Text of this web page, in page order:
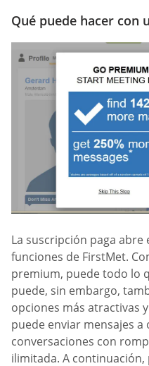
Qué puede hacer con
La suscripción paga abre
funciones de FirstMet.
premium, puede todo lo
puede, sin embargo,
opciones más atractivas
puede enviar mensajes
conversaciones con
ilimitada. A